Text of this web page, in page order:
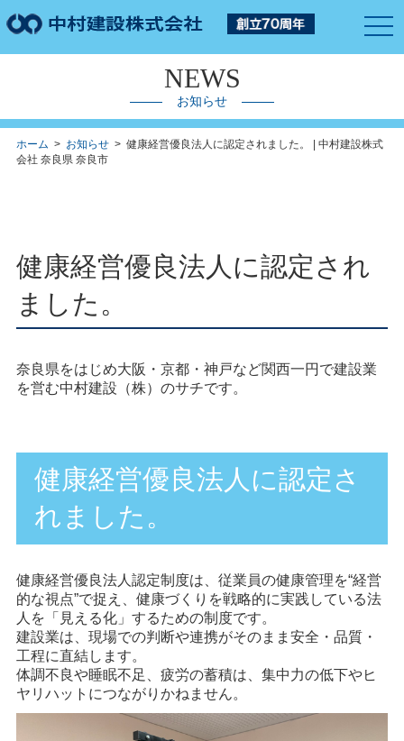
NEWS
お知らせ
ホーム > お知らせ> 健康経営優良法人に認定されました。 | 中村建設株式
会社 奈良県 奈良市
健康経営優良法人に認定され
ました。
奈良県をはじめ大阪・京都・神戸など関西一円で建設業
を営む中村建設（株）のサチです。
健康経営優良法人に認定さ
れました。
健康経営優良法人認定制度は、従業員の健康管理を“経営
的な視点”で捉え、健康づくりを戦略的に実践している法
人を「見える化」するための制度です。
建設業は、現場での判断や連携がそのまま安全・品質・
工程に直結します。
体調不良や睡眠不足、疲労の蓄積は、集中力の低下やヒ
ヤリハットにつながりかねません。